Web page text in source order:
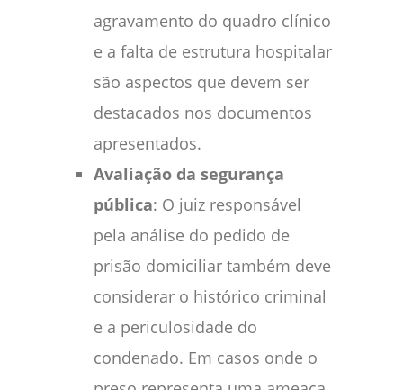
agravamento do quadro clínico
e a falta de estrutura hospitalar
são aspectos que devem ser
destacados nos documentos
apresentados.
Avaliação da segurança
pública: O juiz responsável
pela análise do pedido de
prisão domiciliar também deve
considerar o histórico criminal
e a periculosidade do
condenado. Em casos onde o